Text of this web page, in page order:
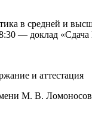
в средней и
— доклад
и аттестация
М. В.